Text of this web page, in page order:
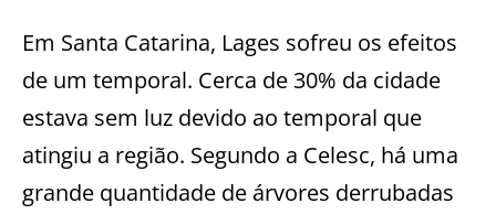
Em Santa Catarina, Lages sofreu os efeitos
de um temporal. Cerca de 30% da cidade
estava sem luz devido ao temporal que
atingiu a região. Segundo a Celesc, há uma
grande quantidade de árvores derrubadas